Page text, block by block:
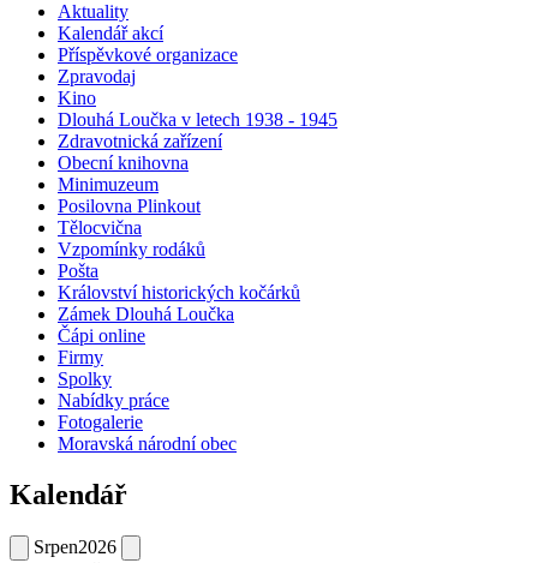
Aktuality
Kalendář akcí
Příspěvkové organizace
Zpravodaj
Kino
Dlouhá Loučka v letech 1938 - 1945
Zdravotnická zařízení
Obecní knihovna
Minimuzeum
Posilovna Plinkout
Tělocvična
Vzpomínky rodáků
Pošta
Království historických kočárků
Zámek Dlouhá Loučka
Čápi online
Firmy
Spolky
Nabídky práce
Fotogalerie
Moravská národní obec
Kalendář
Srpen2026